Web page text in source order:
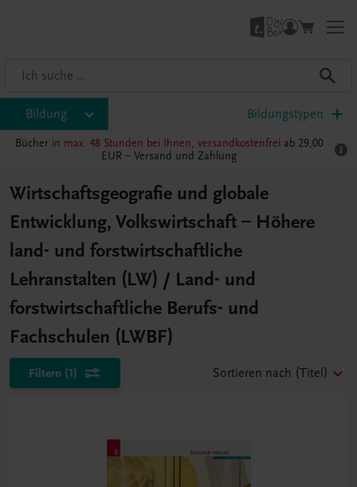
Bildung Bildungstypen
Bücher in max. 48 Stunden bei Ihnen, versandkostenfrei ab 29,00
EUR – Versand und Zahlung
Wirtschaftsgeografie und globale
Entwicklung, Volkswirtschaft – Höhere
land- und forstwirtschaftliche
Lehranstalten (LW) / Land- und
forstwirtschaftliche Berufs- und
Fachschulen (LWBF)
Filtern (1) Sortieren nach (Titel)